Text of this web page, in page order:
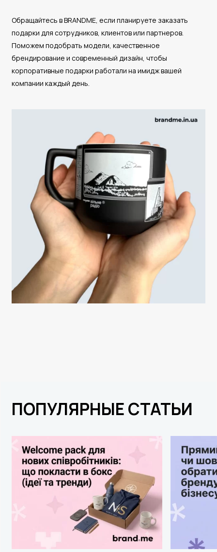
Обращайтесь в BRANDME, если планируете заказать
подарки для сотрудников, клиентов или партнеров.
Поможем подобрать модели, качественное
брендирование и современный дизайн, чтобы
корпоративные подарки работали на имидж вашей
компании каждый день.
ПОПУЛЯРНЫЕ СТАТЬИ